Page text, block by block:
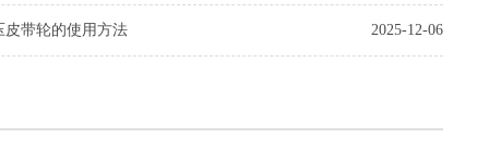
2025-12-06
皮带轮的使用方法